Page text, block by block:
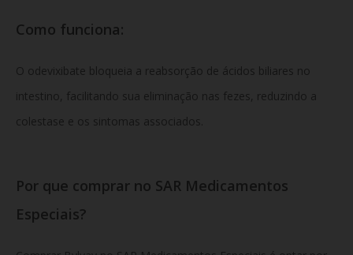
Como funciona:
O odevixibate bloqueia a reabsorção de ácidos biliares no
intestino, facilitando sua eliminação nas fezes, reduzindo a
colestase e os sintomas associados.
Por que comprar no SAR Medicamentos
Especiais?